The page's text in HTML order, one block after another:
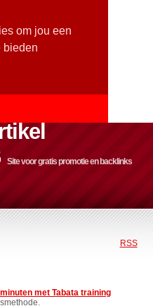
om jou een
bieden
Site voor gratis promotie en backlinks
RSS
met Tabata training